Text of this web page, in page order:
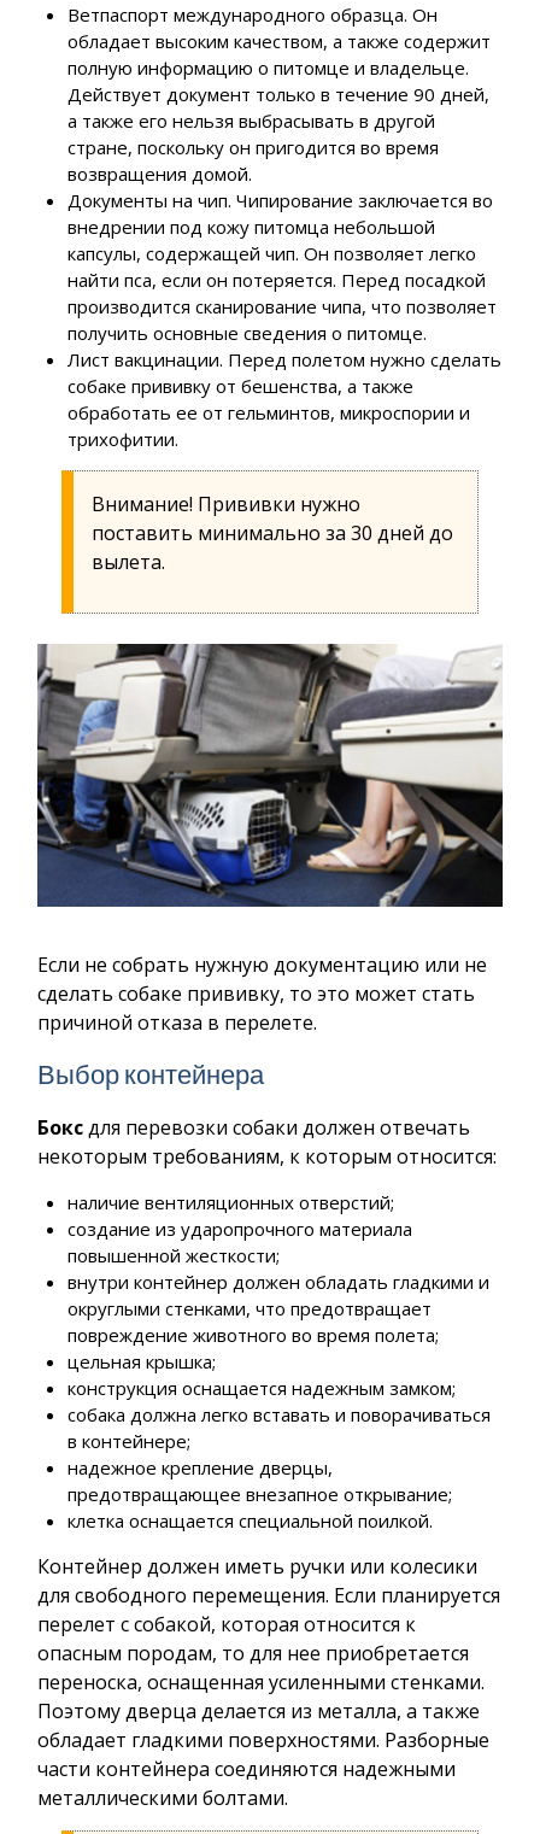
Ветпаспорт международного образца. Он
обладает высоким качеством, а также содержит
полную информацию о питомце и владельце.
Действует документ только в течение 90 дней,
а также его нельзя выбрасывать в другой
стране, поскольку он пригодится во время
возвращения домой.
Документы на чип. Чипирование заключается во
внедрении под кожу питомца небольшой
капсулы, содержащей чип. Он позволяет легко
найти пса, если он потеряется. Перед посадкой
производится сканирование чипа, что позволяет
получить основные сведения о питомце.
Лист вакцинации. Перед полетом нужно сделать
собаке прививку от бешенства, а также
обработать ее от гельминтов, микроспории и
трихофитии.
Внимание! Прививки нужно
поставить минимально за 30 дней до
вылета.
Если не собрать нужную документацию или не
сделать собаке прививку, то это может стать
причиной отказа в перелете.
Выбор контейнера
Боксдля перевозки собаки должен отвечать
некоторым требованиям, к которым относится:
наличие вентиляционных отверстий;
создание из ударопрочного материала
повышенной жесткости;
внутри контейнер должен обладать гладкими и
округлыми стенками, что предотвращает
повреждение животного во время полета;
цельная крышка;
конструкция оснащается надежным замком;
собака должна легко вставать и поворачиваться
в контейнере;
надежное крепление дверцы,
предотвращающее внезапное открывание;
клетка оснащается специальной поилкой.
Контейнер должен иметь ручки или колесики
для свободного перемещения. Если планируется
перелет с собакой, которая относится к
опасным породам, то для нее приобретается
переноска, оснащенная усиленными стенками.
Поэтому дверца делается из металла, а также
обладает гладкими поверхностями. Разборные
части контейнера соединяются надежными
металлическими болтами.